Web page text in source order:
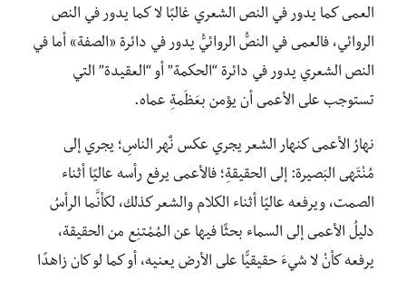
العمى كما يدور في النص الشعري غالبًا لا كما يدور في النص
الروائي، فالعمى في النصُّ الروائيُّ يدور في دائرة «الصفة» أما في
النص الشعري يدور في دائرة “الحكمة” أو “العقيدة” التي
تستوجب على الأعمى أن يؤمن بعَظَمةِ عماه.
نهارُ الأعمى كنهار الشعر يجري عكس نٌهر الناسِ؛ يجري إلى
مُنْتَهى البَصيرة: إلى الحقيقةِ؛ فالأعمى يرفع رأسه عاليًا أثناء
الصمت، ويرفعه عاليًا أثناء الكلام والشعر كذلك، لكأنَّما الرأسُ
دليلُ الأعمى إلى السماء بحثًا فيها عن المُمْتنِع من الحقيقة،
يرفعه كأنْ لا شيءَ حقيقيًّا على الأرض يعنيه، أو كما لو كان زاهدًا